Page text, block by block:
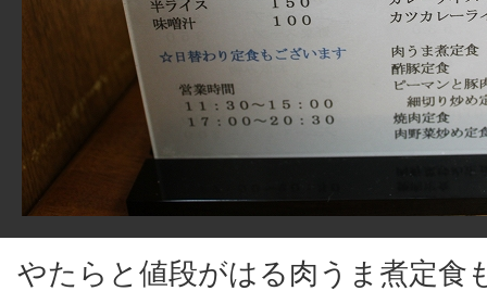
やたらと値段がはる肉うま煮定食